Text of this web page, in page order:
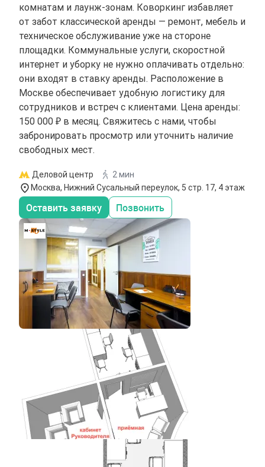
комнатам и лаунж-зонам. Коворкинг избавляет
от забот классической аренды — ремонт, мебель и
техническое обслуживание уже на стороне
площадки. Коммунальные услуги, скоростной
интернет и уборку не нужно оплачивать отдельно:
они входят в ставку аренды. Расположение в
Москве обеспечивает удобную логистику для
сотрудников и встреч с клиентами. Цена аренды:
150 000 ₽ в месяц. Свяжитесь с нами, чтобы
забронировать просмотр или уточнить наличие
свободных мест.
Деловой центр
2 мин
Москва, Нижний Сусальный переулок, 5 стр. 17, 4 этаж
Оставить заявку Позвонить